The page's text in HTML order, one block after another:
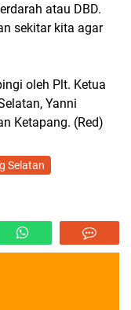
atau DBD.
sekitar kita agar
oleh Plt. Ketua
Yanni
Ketapang. (Red)
Selatan